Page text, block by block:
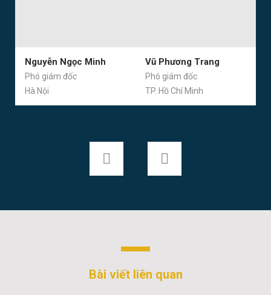
Nguyễn Ngọc Minh
Phó giám đốc
Hà Nội
Vũ Phương Trang
Phó giám đốc
TP. Hồ Chí Minh
Bài viết liên quan